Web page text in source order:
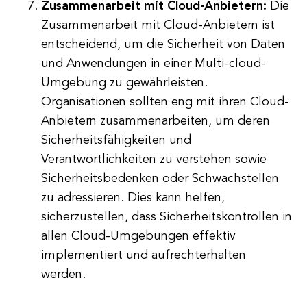
Zusammenarbeit mit Cloud-Anbietern: Die
Zusammenarbeit mit Cloud-Anbietern ist
entscheidend, um die Sicherheit von Daten
und Anwendungen in einer Multi-cloud-
Umgebung zu gewährleisten.
Organisationen sollten eng mit ihren Cloud-
Anbietern zusammenarbeiten, um deren
Sicherheitsfähigkeiten und
Verantwortlichkeiten zu verstehen sowie
Sicherheitsbedenken oder Schwachstellen
zu adressieren. Dies kann helfen,
sicherzustellen, dass Sicherheitskontrollen in
allen Cloud-Umgebungen effektiv
implementiert und aufrechterhalten
werden.